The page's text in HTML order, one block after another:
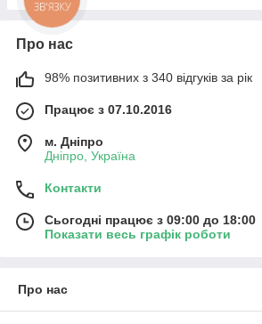
Про нас
98% позитивних з 340 відгуків за рік
Працює з 07.10.2016
м. Дніпро
Дніпро, Україна
Контакти
Сьогодні працює з 09:00 до 18:00
Показати весь графік роботи
Про нас